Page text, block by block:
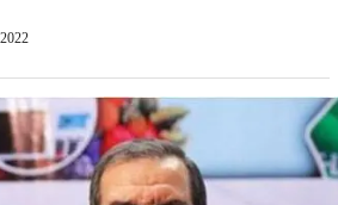
consultas con el gobierno